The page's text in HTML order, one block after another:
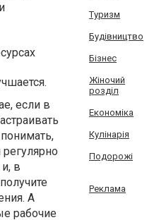
если в
в
А
рабочие
Туризм
Будівництво
Бізнес
Жіночий
розділ
Економіка
Кулінарія
Подорожі
Реклама